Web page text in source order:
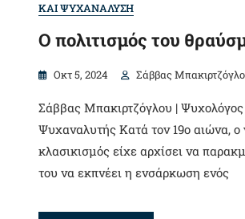
ΚΑΙ ΨΥΧΑΝΑΛΥΣΗ
Ο πολιτισμός του
Οκτ 5, 2024 Σάββας
Σάββας Μπακιρτζόγλου |
Ψυχαναλυτής Κατά τον 19ο αιώνα, ο
κλασικισμός είχε αρχίσει να
του να εκπνέει η ενσάρκωση ενός